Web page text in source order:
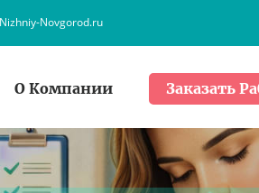
Novgorod.ru
О Компании Заказать